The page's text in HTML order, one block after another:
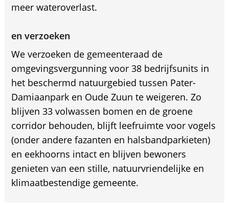
meer wateroverlast.
en verzoeken
We verzoeken de gemeenteraad de
omgevingsvergunning voor 38 bedrijfsunits in
het beschermd natuurgebied tussen Pater-
Damiaanpark en Oude Zuun te weigeren. Zo
blijven 33 volwassen bomen en de groene
corridor behouden, blijft leefruimte voor vogels
(onder andere fazanten en halsbandparkieten)
en eekhoorns intact en blijven bewoners
genieten van een stille, natuurvriendelijke en
klimaatbestendige gemeente.